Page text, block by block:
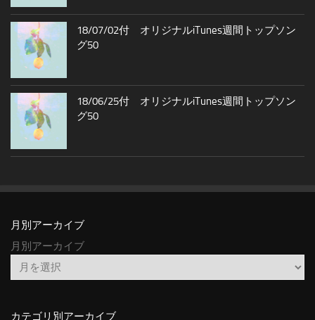
18/07/02付 オリジナルiTunes週間トップソン
グ50
18/06/25付 オリジナルiTunes週間トップソン
グ50
月別アーカイブ
月別アーカイブ
カテゴリ別アーカイブ